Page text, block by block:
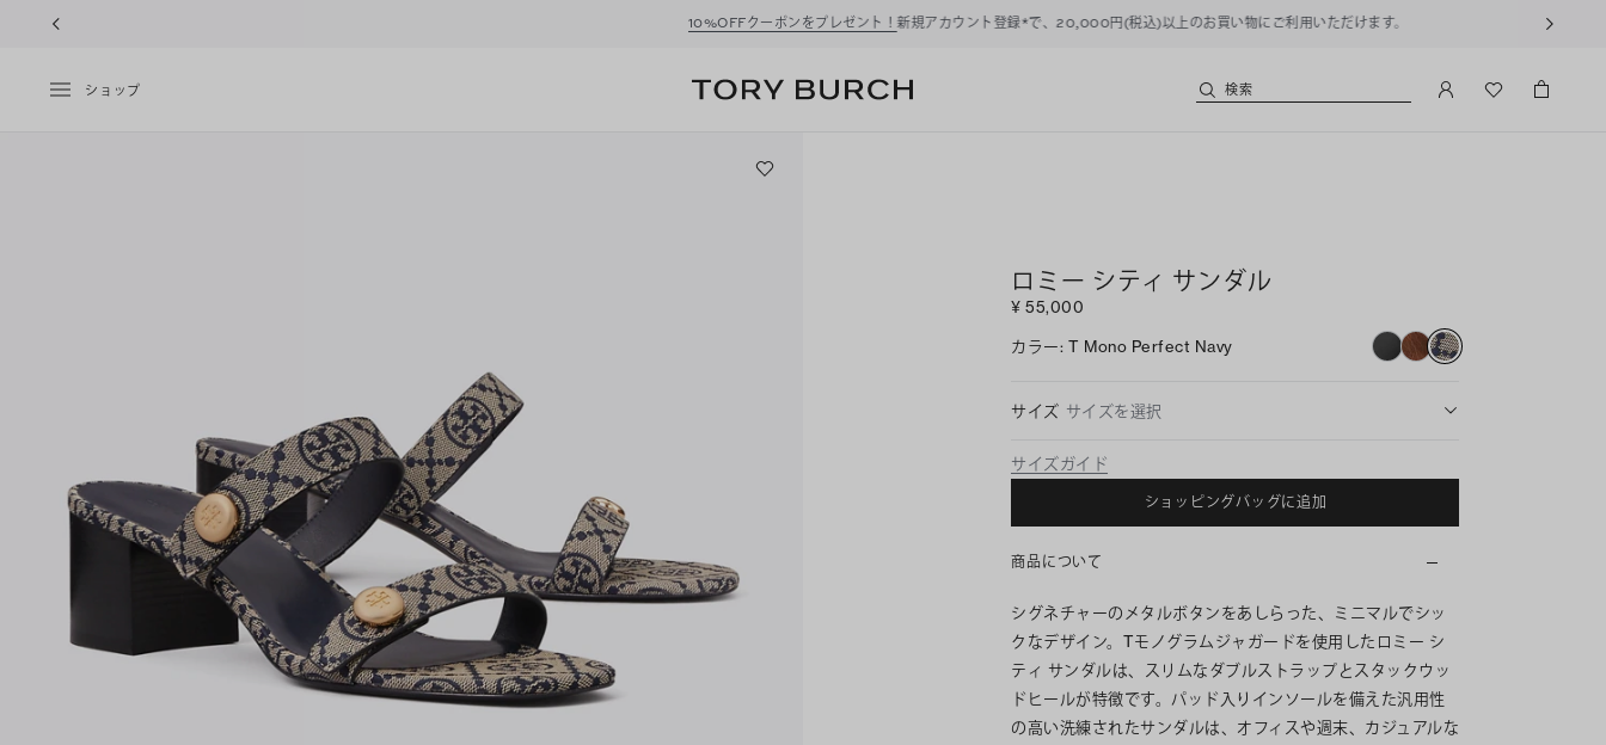
新規アカウント登録*で、20,000円(税込)以上のお買い物にご利用いただけます。
ショップ 検索
ロミー シティ サンダル
¥ 55,000
カラー: T Mono Perfect Navy
サイズ サイズを選択
サイズガイド
ショッピングバッグに追加
商品について
シグネチャーのメタルボタンをあしらった、ミニマルでシッ
クなデザイン。Tモノグラムジャガードを使用したロミー シ
ティ サンダルは、スリムなダブルストラップとスタックウッ
ドヒールが特徴です。パッド入りインソールを備えた汎用性
の高い洗練されたサンダルは、オフィスや週末、カジュアルな